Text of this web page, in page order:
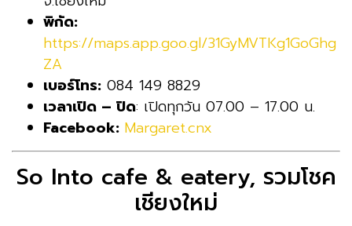
พิกัด:
https://maps.app.goo.gl/31GyMVTKg1GoGhg
ZA
เบอร์โทร: 084 149 8829
เวลาเปิด – ปิด: เปิดทุกวัน 07.00 – 17.00 น.
Facebook: Margaret.cnx
So Into cafe & eatery, รวมโชค
เชียงใหม่